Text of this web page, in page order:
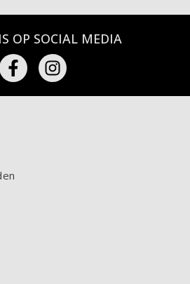
OP SOCIAL MEDIA